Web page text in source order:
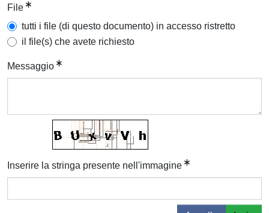
File
tutti i file (di questo documento) in accesso ristretto
il file(s) che avete richiesto
Messaggio
Inserire la stringa presente nell'immagine